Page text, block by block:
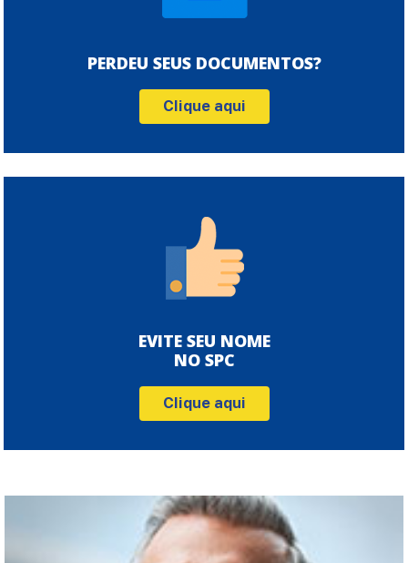
PERDEU SEUS DOCUMENTOS?
Clique aqui
EVITE SEU NOME
NO SPC
Clique aqui